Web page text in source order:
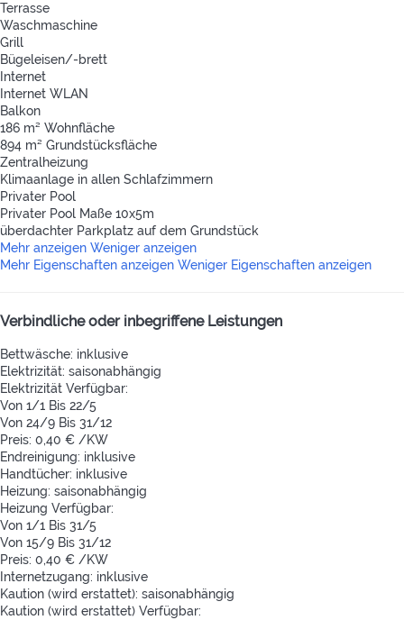
Terrasse
Waschmaschine
Grill
Bügeleisen/-brett
Internet
Internet WLAN
Balkon
186 m² Wohnfläche
894 m² Grundstücksfläche
Zentralheizung
Klimaanlage in allen Schlafzimmern
Privater Pool
Privater Pool Maße 10x5m
überdachter Parkplatz auf dem Grundstück
Mehr anzeigen Weniger anzeigen
Mehr Eigenschaften anzeigen Weniger Eigenschaften anzeigen
Verbindliche oder inbegriffene Leistungen
Bettwäsche: inklusive
Elektrizität: saisonabhängig
Elektrizität Verfügbar:
Von 1/1 Bis 22/5
Von 24/9 Bis 31/12
Preis: 0,40 € /KW
Endreinigung: inklusive
Handtücher: inklusive
Heizung: saisonabhängig
Heizung Verfügbar:
Von 1/1 Bis 31/5
Von 15/9 Bis 31/12
Preis: 0,40 € /KW
Internetzugang: inklusive
Kaution (wird erstattet): saisonabhängig
Kaution (wird erstattet) Verfügbar: